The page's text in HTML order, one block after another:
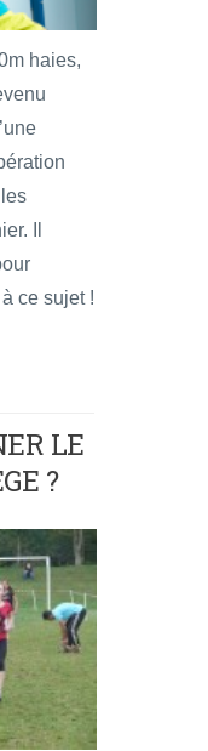
haies,
Il
ce sujet !
LE
?